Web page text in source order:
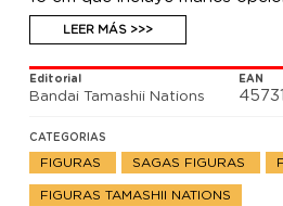
soporte para su exposición.
LEER MÁS >>>
Editorial
Bandai Tamashii Nations
EAN
CATEGORIAS
FIGURAS SAGAS FIGURAS
FIGURAS TAMASHII NATIONS